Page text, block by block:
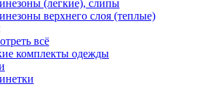
(легкие), слипы
верхнего слоя (теплые)
всё
комплекты одежды